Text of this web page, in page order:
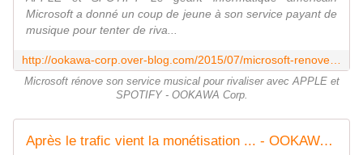
Microsoft a donné un coup de jeune à son service payant de
musique pour tenter de riva...
Microsoft rénove son service musical pour rivaliser avec APPLE et
SPOTIFY - OOKAWA Corp.
Après le trafic vient la monétisation ... - OOKAWA Corp.